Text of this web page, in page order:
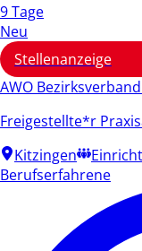
9 Tage
Neu
Stellenanzeige
AWO
Freigestellte*r
Kitzingen
Berufserfahrene